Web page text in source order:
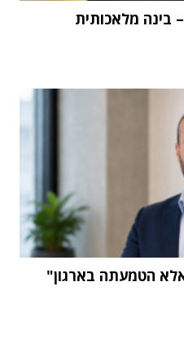
"העתיד הוא Physical AI – בינה מלאכותית